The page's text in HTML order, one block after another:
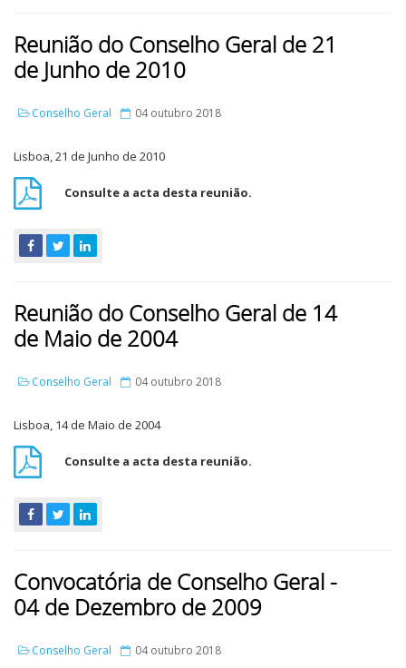
Reunião do Conselho Geral de 21
de Junho de 2010
Conselho Geral 04 outubro 2018
Lisboa, 21 de Junho de 2010
Consulte a acta desta reunião.
Reunião do Conselho Geral de 14
de Maio de 2004
Conselho Geral 04 outubro 2018
Lisboa, 14 de Maio de 2004
Consulte a acta desta reunião.
Convocatória de Conselho Geral -
04 de Dezembro de 2009
Conselho Geral 04 outubro 2018